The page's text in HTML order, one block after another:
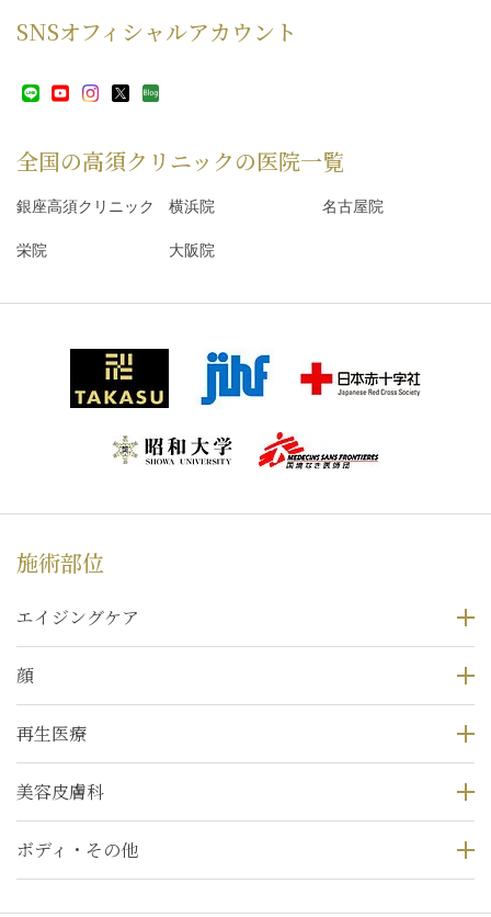
SNSオフィシャルアカウント
全国の高須クリニックの医院一覧
銀座高須クリニック 横浜院 名古屋院
栄院 大阪院
施術部位
エイジングケア
顔
再生医療
美容皮膚科
ボディ・その他